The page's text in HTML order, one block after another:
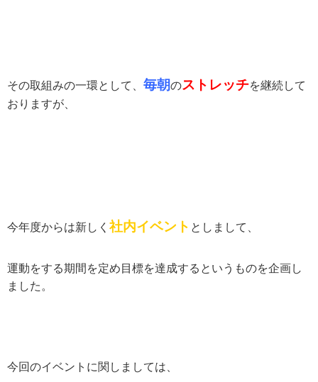
その取組みの一環として、 毎朝のストレッチを継続して
おりますが、
今年度からは新しく 社内イベント としまして、
運動をする期間を定め目標を達成するというものを企画し
ました。
今回のイベントに関しましては、